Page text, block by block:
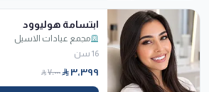
ابتسامة هوليوود
مجمع عيادات الاسيل
16 سن
٣٬٣٩٩ ٧٬٠٠٠